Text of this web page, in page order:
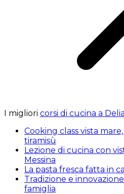
I migliori corsi di cucina a
Cooking class vista
tiramisù
Lezione di cucina con
Messina
La pasta fresca fatta in
Tradizione e
famiglia